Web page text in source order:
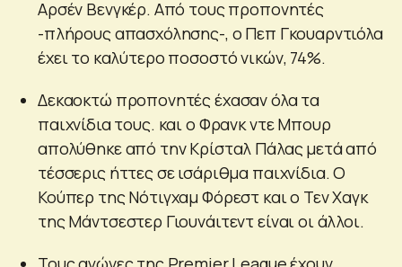
Αρσέν Βενγκέρ. Από τους προπονητές
-πλήρους απασχόλησης-, ο Πεπ Γκουαρντιόλα
έχει το καλύτερο ποσοστό νικών, 74%.
Δεκαοκτώ προπονητές έχασαν όλα τα
παιχνίδια τους. και ο Φρανκ ντε Μπουρ
απολύθηκε από την Κρίσταλ Πάλας μετά από
τέσσερις ήττες σε ισάριθμα παιχνίδια. Ο
Κούπερ της Νότιγχαμ Φόρεστ και ο Τεν Χαγκ
της Μάντσεστερ Γιουνάιτεντ είναι οι άλλοι.